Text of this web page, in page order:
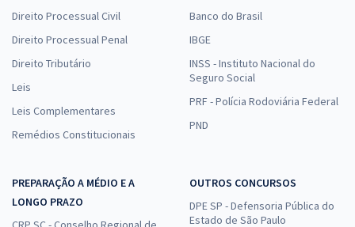
Direito Processual Civil
Direito Processual Penal
Direito Tributário
Leis
Leis Complementares
Remédios Constitucionais
Banco do Brasil
IBGE
INSS - Instituto Nacional do
Seguro Social
PRF - Polícia Rodoviária Federal
PND
PREPARAÇÃO A MÉDIO E A
LONGO PRAZO
OUTROS CONCURSOS
DPE SP - Defensoria Pública do
Estado de São Paulo